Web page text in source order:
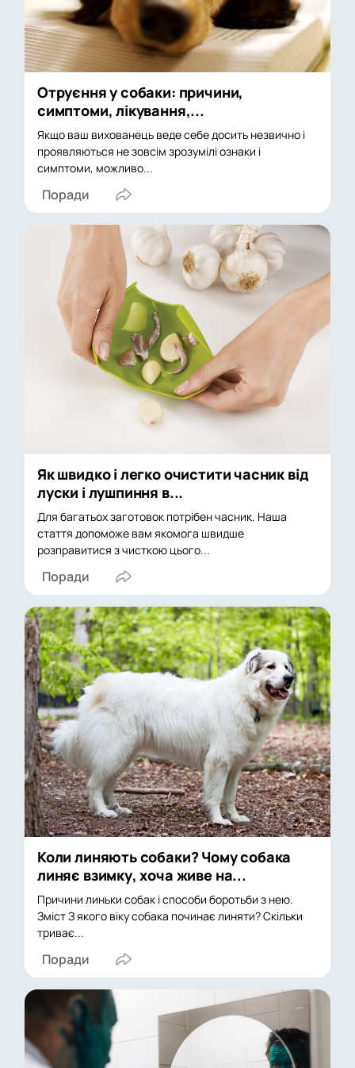
Отруєння у собаки: причини,
симптоми, лікування,...
Якщо ваш вихованець веде себе досить незвично і
проявляються не зовсім зрозумілі ознаки і
симптоми, можливо...
Поради
Як швидко і легко очистити часник від
луски і лушпиння в...
Для багатьох заготовок потрібен часник. Наша
стаття допоможе вам якомога швидше
розправитися з чисткою цього...
Поради
Коли линяють собаки? Чому собака
линяє взимку, хоча живе на...
Причини линьки собак і способи боротьби з нею.
Зміст З якого віку собака починає линяти? Скільки
триває...
Поради